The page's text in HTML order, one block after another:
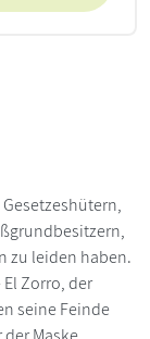
zu leiden haben.
Zorro, der
seine Feinde